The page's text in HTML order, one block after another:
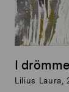
I
Lilius Laura,